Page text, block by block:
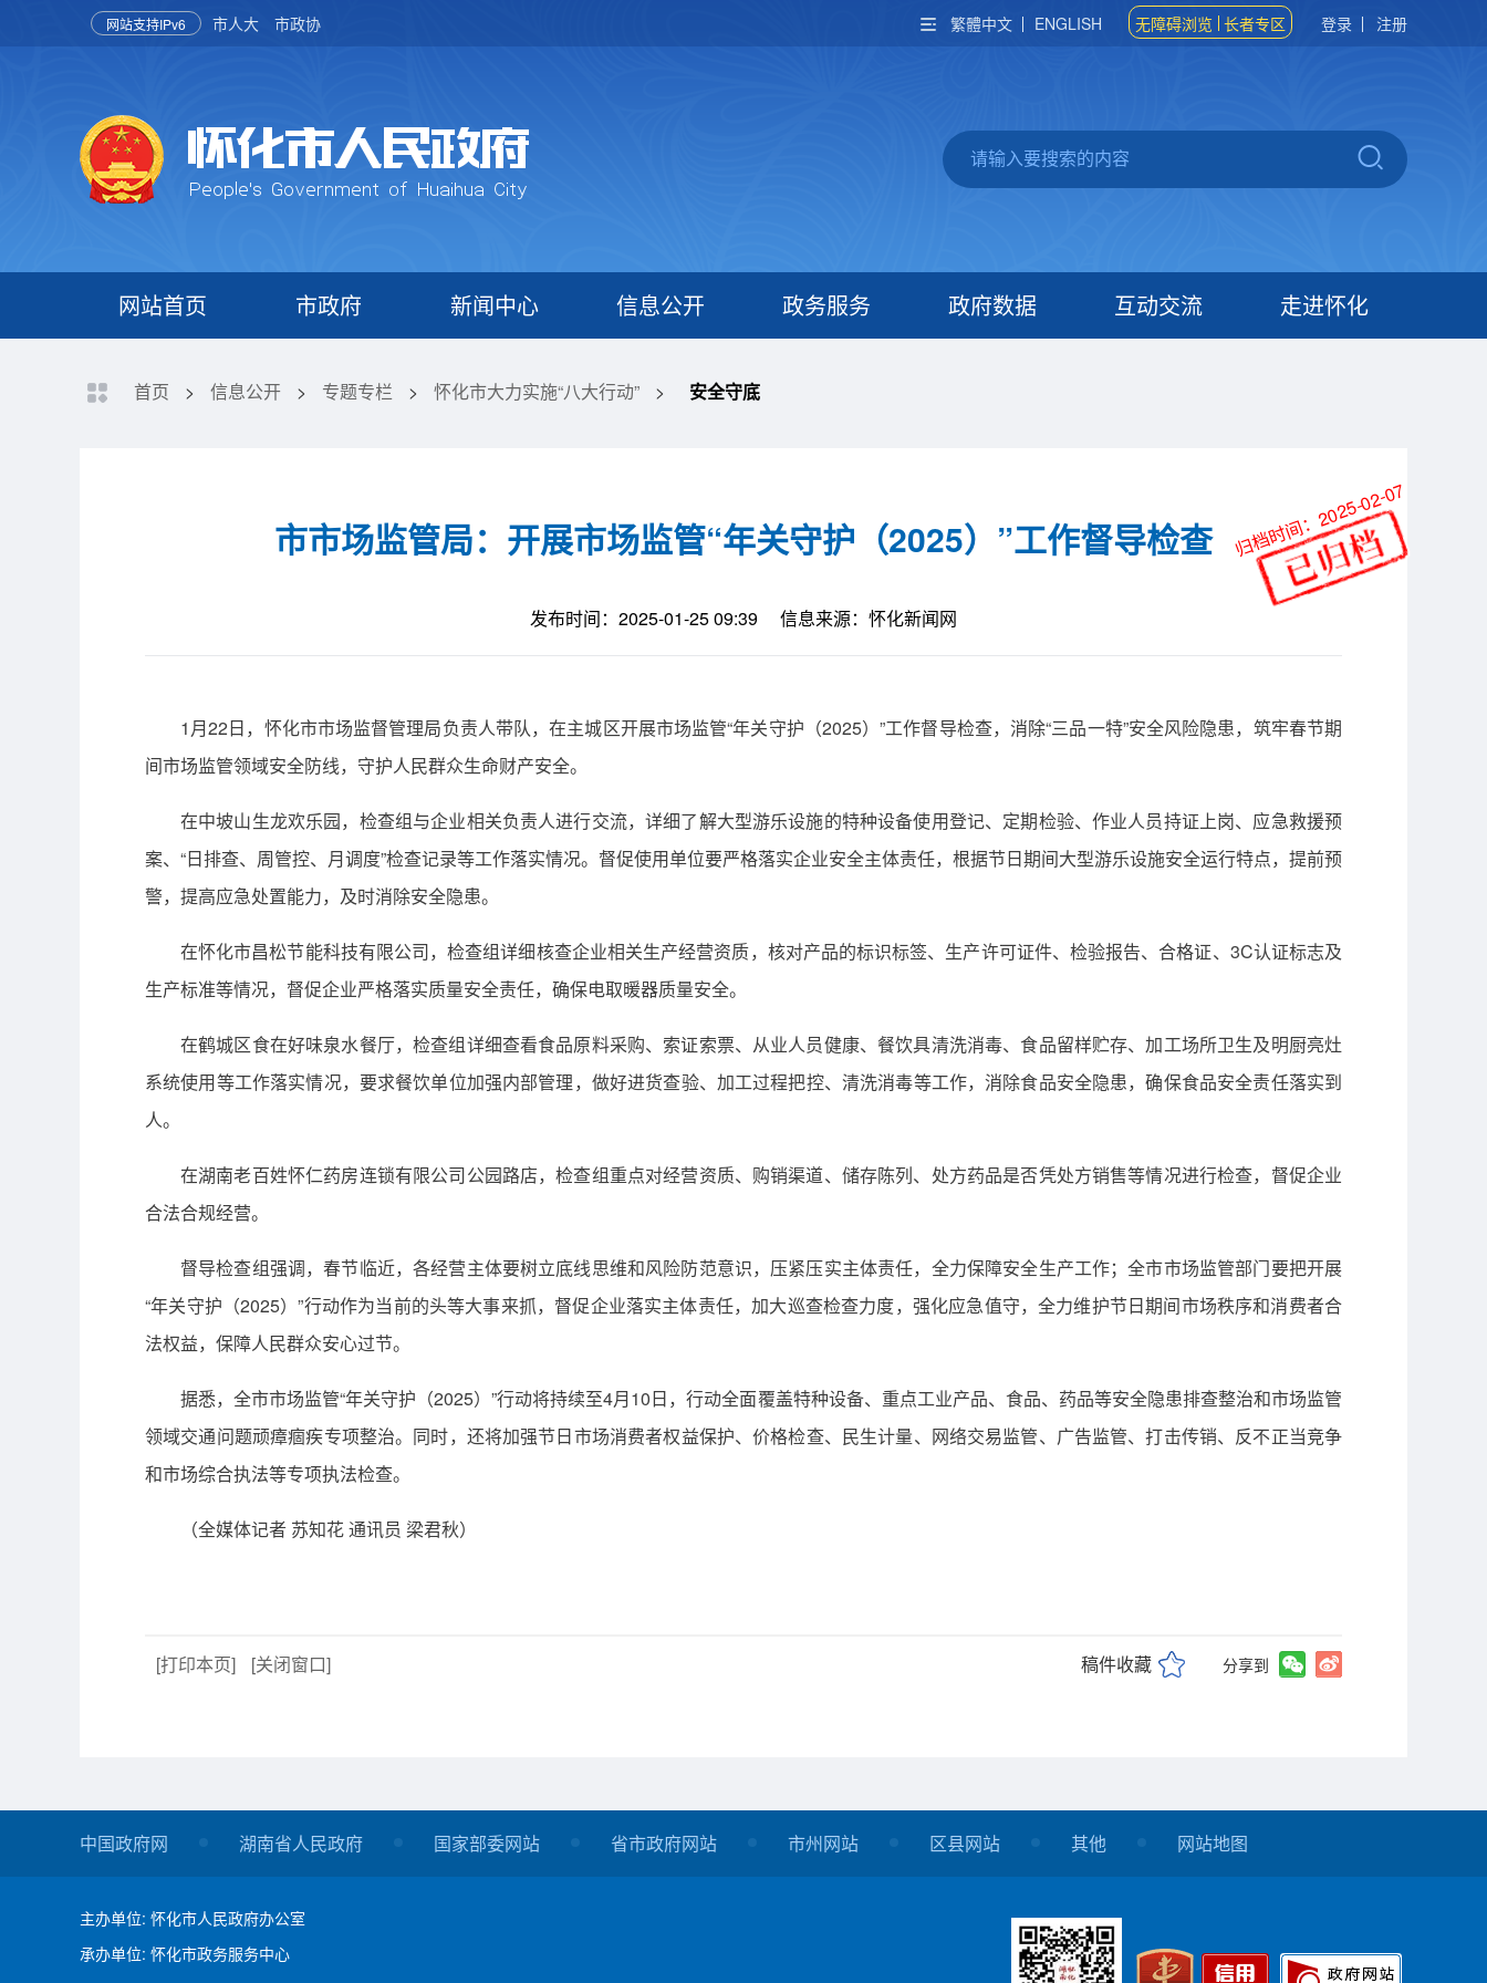
网站支持IPv6 市人大 市政协 繁體中文 ENGLISH 无障碍浏览 长者专区 登录 注册
网站首页 市政府 新闻中心 信息公开 政务服务 政府数据 互动交流 走进怀化
首页 > 信息公开 > 专题专栏 > 怀化市大力实施“八大行动” > 安全守底
市市场监管局：开展市场监管“年关守护（2025）”工作督导检查
发布时间：2025-01-25 09:39 信息来源：怀化新闻网
1月22日，怀化市市场监督管理局负责人带队，在主城区开展市场监管“年关守护（2025）”工作督导检查，消除“三品一特”安全风险隐患，筑牢春节期
间市场监管领域安全防线，守护人民群众生命财产安全。
在中坡山生龙欢乐园，检查组与企业相关负责人进行交流，详细了解大型游乐设施的特种设备使用登记、定期检验、作业人员持证上岗、应急救援预
案、“日排查、周管控、月调度”检查记录等工作落实情况。督促使用单位要严格落实企业安全主体责任，根据节日期间大型游乐设施安全运行特点，提前预
警，提高应急处置能力，及时消除安全隐患。
在怀化市昌松节能科技有限公司，检查组详细核查企业相关生产经营资质，核对产品的标识标签、生产许可证件、检验报告、合格证、3C认证标志及
生产标准等情况，督促企业严格落实质量安全责任，确保电取暖器质量安全。
在鹤城区食在好味泉水餐厅，检查组详细查看食品原料采购、索证索票、从业人员健康、餐饮具清洗消毒、食品留样贮存、加工场所卫生及明厨亮灶
系统使用等工作落实情况，要求餐饮单位加强内部管理，做好进货查验、加工过程把控、清洗消毒等工作，消除食品安全隐患，确保食品安全责任落实到
人。
在湖南老百姓怀仁药房连锁有限公司公园路店，检查组重点对经营资质、购销渠道、储存陈列、处方药品是否凭处方销售等情况进行检查，督促企业
合法合规经营。
督导检查组强调，春节临近，各经营主体要树立底线思维和风险防范意识，压紧压实主体责任，全力保障安全生产工作；全市市场监管部门要把开展
“年关守护（2025）”行动作为当前的头等大事来抓，督促企业落实主体责任，加大巡查检查力度，强化应急值守，全力维护节日期间市场秩序和消费者合
法权益，保障人民群众安心过节。
据悉，全市市场监管“年关守护（2025）”行动将持续至4月10日，行动全面覆盖特种设备、重点工业产品、食品、药品等安全隐患排查整治和市场监管
领域交通问题顽瘴痼疾专项整治。同时，还将加强节日市场消费者权益保护、价格检查、民生计量、网络交易监管、广告监管、打击传销、反不正当竞争
和市场综合执法等专项执法检查。
（全媒体记者 苏知花 通讯员 梁君秋）
[打印本页] [关闭窗口] 稿件收藏 分享到
中国政府网 湖南省人民政府 国家部委网站 省市政府网站 市州网站 区县网站 其他 网站地图
主办单位: 怀化市人民政府办公室
承办单位: 怀化市政务服务中心
归档时间：2025-02-07